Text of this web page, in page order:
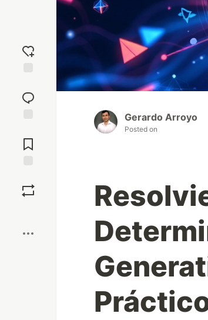
reaction
Comments
Gerardo Arroyo
Posted on